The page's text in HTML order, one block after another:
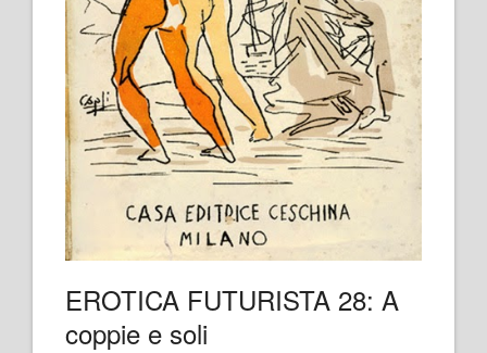
EROTICA FUTURISTA 28: A
coppie e soli